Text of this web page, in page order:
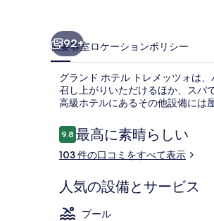
写
真
ギ
ャ
ラ
リ
ー
92+
概要客室ロケーションポリシー
グランド ホテル トレメッツォは
召し上がりいただけるほか、スパ
高級ホテルにあるその他設備には
口
コ
ミ
9.810段階中9.8
最高に素晴らしい
103 件の口コミをすべて表示
人気の設備とサービス
プール